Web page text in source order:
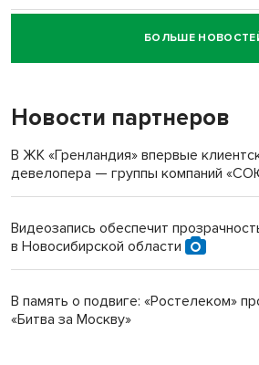
Новосибирский суд наказал
пенсионерки на вокзале
БОЛЬШЕ
Новости партнеров
В ЖК «Гренландия» впервые
девелопера — группы компаний
Видеозапись обеспечит
в Новосибирской области
В память о подвиге: «Ростелеком»
«Битва за Москву»